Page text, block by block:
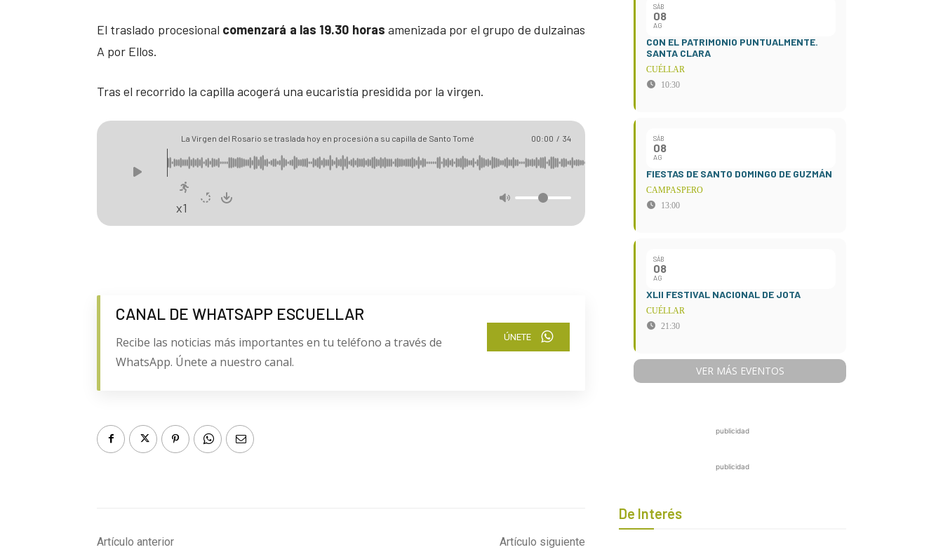
El traslado procesional comenzará a las 19.30 horas amenizada por el grupo de dulzainas
A por Ellos.
Tras el recorrido la capilla acogerá una eucaristía presidida por la virgen.
La Virgen del Rosario se traslada hoy en procesión a su capilla de Santo Tomé 00:00 / 34
x1
CANAL DE WHATSAPP ESCUELLAR
Recibe las noticias más importantes en tu teléfono a través de
WhatsApp. Únete a nuestro canal.
ÚNETE
Artículo anterior Artículo siguiente
SÁB
08
AG
CON EL PATRIMONIO PUNTUALMENTE.
SANTA CLARA
CUÉLLAR
10:30
SÁB
08
AG
FIESTAS DE SANTO DOMINGO DE GUZMÁN
CAMPASPERO
13:00
SÁB
08
AG
XLII FESTIVAL NACIONAL DE JOTA
CUÉLLAR
21:30
VER MÁS EVENTOS
publicidad
publicidad
De Interés